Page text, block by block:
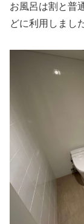
お風呂は割と普
どに利用しまし